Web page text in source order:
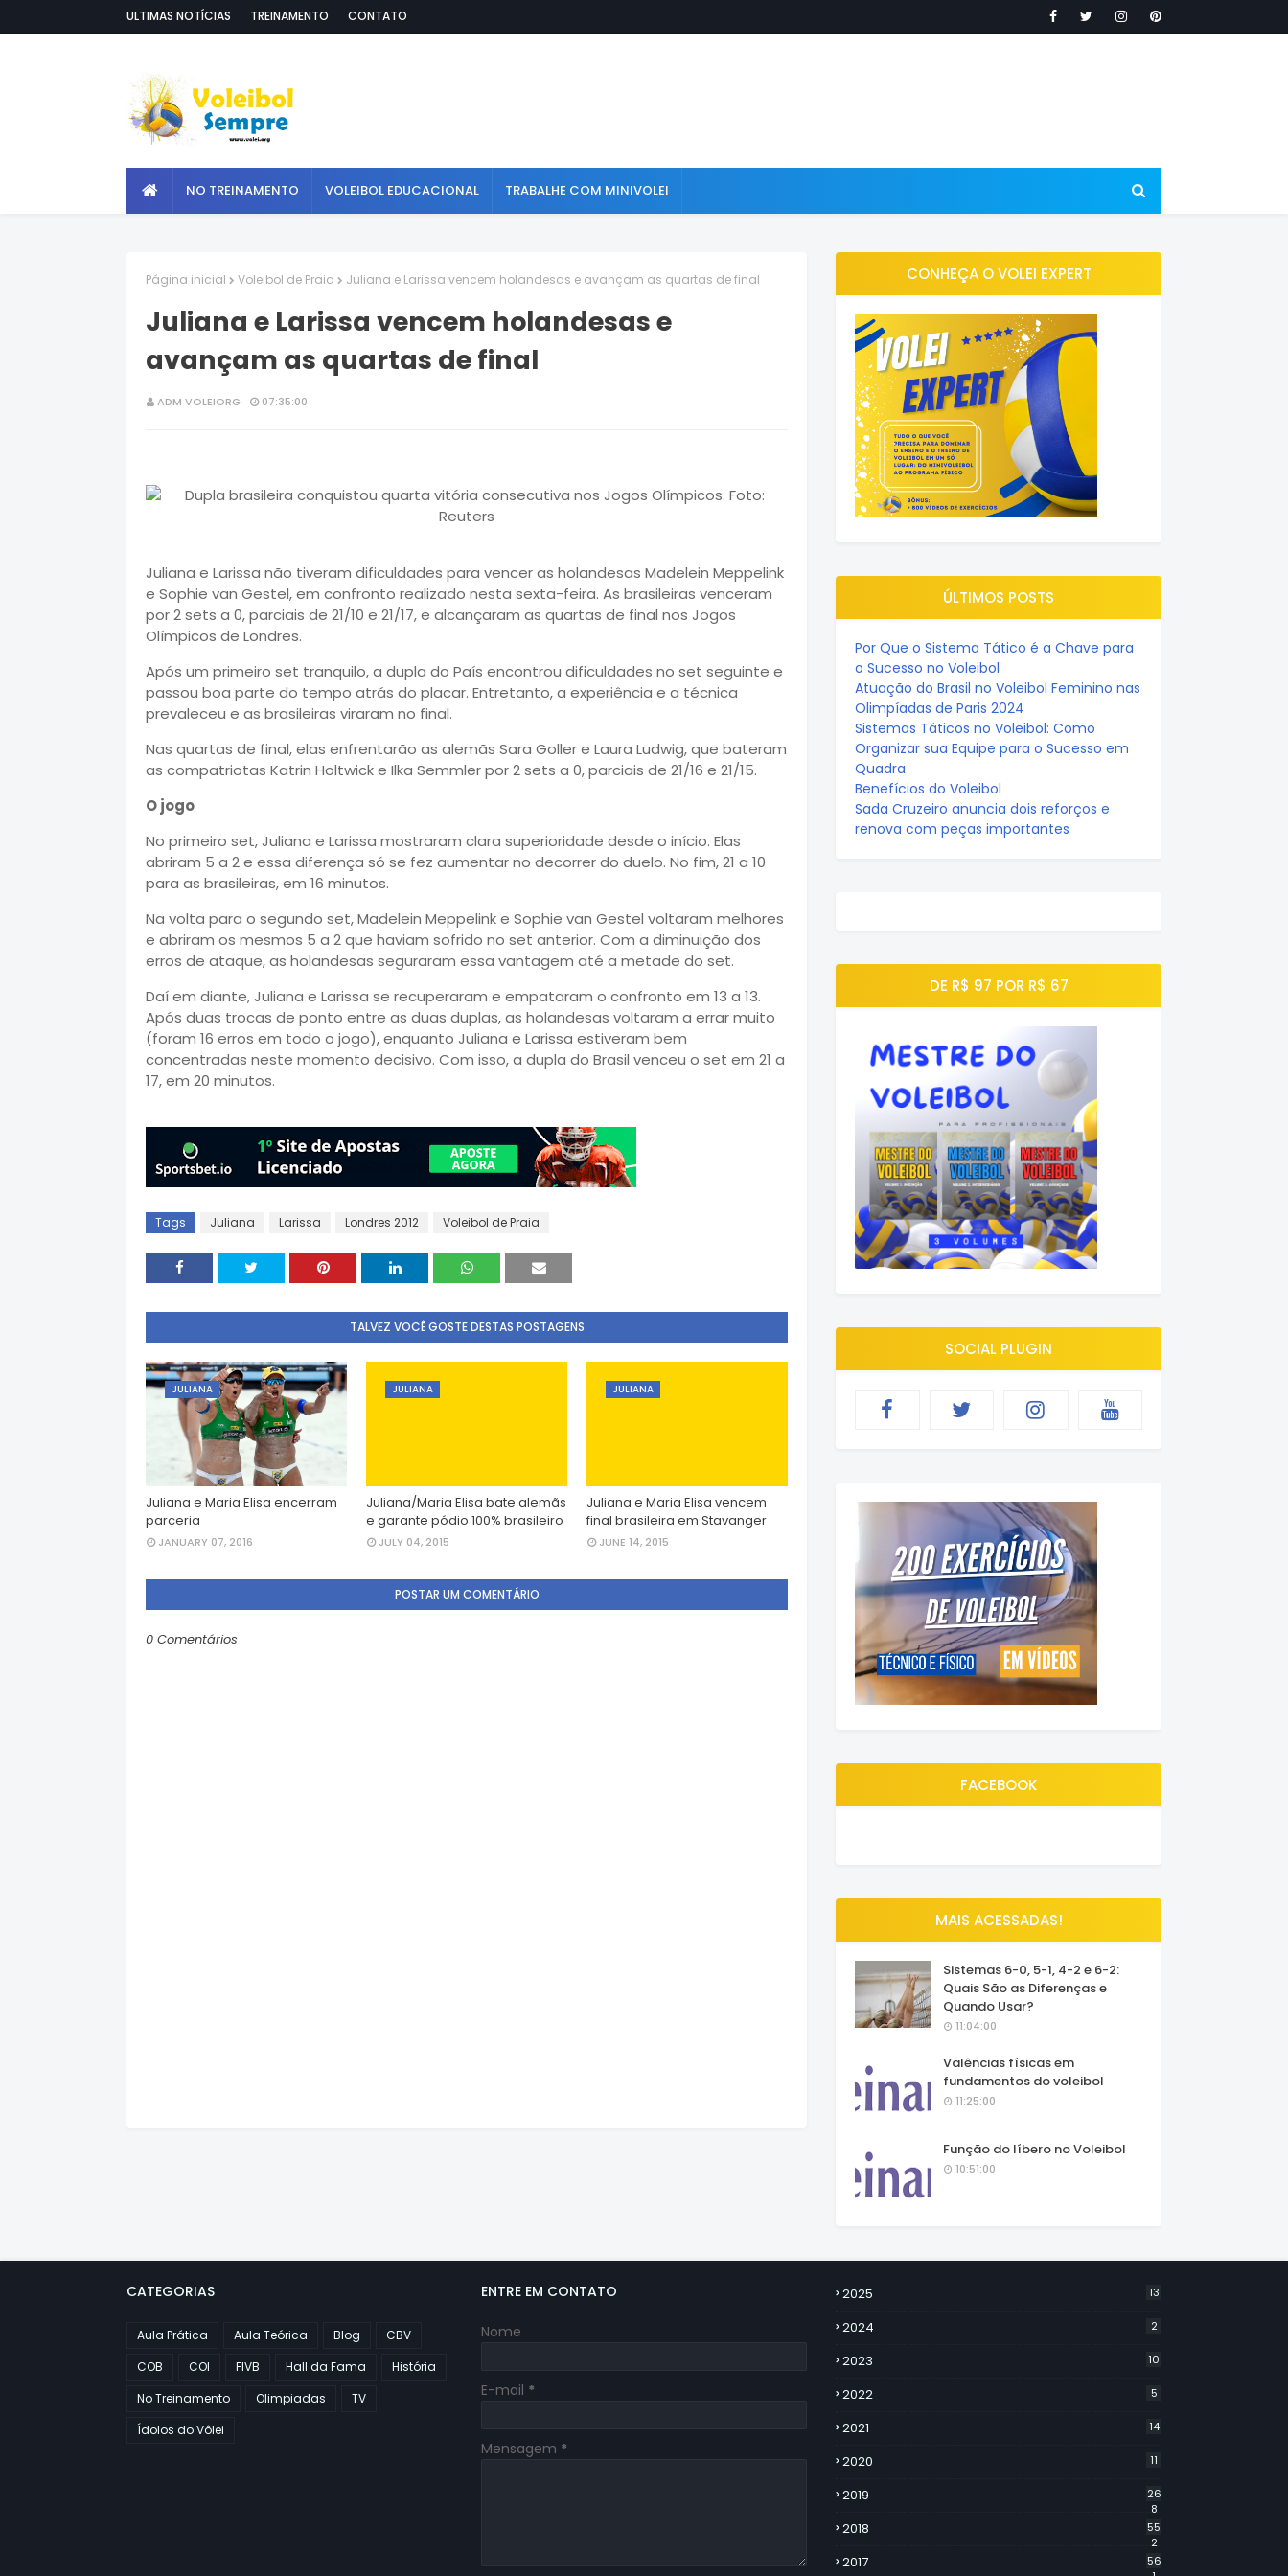
ULTIMAS NOTÍCIAS TREINAMENTO CONTATO
NO TREINAMENTO VOLEIBOL EDUCACIONAL TRABALHE COM MINIVOLEI
Página inicial Voleibol de Praia Juliana e Larissa vencem holandesas e avançam as quartas de final
Juliana e Larissa vencem holandesas e
avançam as quartas de final
ADM VOLEIORG 07:35:00
Juliana e Larissa não tiveram dificuldades para vencer as holandesas Madelein Meppelink
e Sophie van Gestel, em confronto realizado nesta sexta-feira. As brasileiras venceram
por 2 sets a 0, parciais de 21/10 e 21/17, e alcançaram as quartas de final nos Jogos
Olímpicos de Londres.
Após um primeiro set tranquilo, a dupla do País encontrou dificuldades no set seguinte e
passou boa parte do tempo atrás do placar. Entretanto, a experiência e a técnica
prevaleceu e as brasileiras viraram no final.
Nas quartas de final, elas enfrentarão as alemãs Sara Goller e Laura Ludwig, que bateram
as compatriotas Katrin Holtwick e Ilka Semmler por 2 sets a 0, parciais de 21/16 e 21/15.
O jogo
No primeiro set, Juliana e Larissa mostraram clara superioridade desde o início. Elas
abriram 5 a 2 e essa diferença só se fez aumentar no decorrer do duelo. No fim, 21 a 10
para as brasileiras, em 16 minutos.
Na volta para o segundo set, Madelein Meppelink e Sophie van Gestel voltaram melhores
e abriram os mesmos 5 a 2 que haviam sofrido no set anterior. Com a diminuição dos
erros de ataque, as holandesas seguraram essa vantagem até a metade do set.
Daí em diante, Juliana e Larissa se recuperaram e empataram o confronto em 13 a 13.
Após duas trocas de ponto entre as duas duplas, as holandesas voltaram a errar muito
(foram 16 erros em todo o jogo), enquanto Juliana e Larissa estiveram bem
concentradas neste momento decisivo. Com isso, a dupla do Brasil venceu o set em 21 a
17, em 20 minutos.
Tags Juliana Larissa Londres 2012 Voleibol de Praia
TALVEZ VOCÊ GOSTE DESTAS POSTAGENS
JULIANA
Juliana e Maria Elisa encerram
parceria
JANUARY 07, 2016
JULIANA
Juliana/Maria Elisa bate alemãs
e garante pódio 100% brasileiro
JULY 04, 2015
JULIANA
Juliana e Maria Elisa vencem
final brasileira em Stavanger
JUNE 14, 2015
POSTAR UM COMENTÁRIO
0 Comentários
CONHEÇA O VOLEI EXPERT
ÚLTIMOS POSTS
Por Que o Sistema Tático é a Chave para
o Sucesso no Voleibol
Atuação do Brasil no Voleibol Feminino nas
Olimpíadas de Paris 2024
Sistemas Táticos no Voleibol: Como
Organizar sua Equipe para o Sucesso em
Quadra
Benefícios do Voleibol
Sada Cruzeiro anuncia dois reforços e
renova com peças importantes
DE R$ 97 POR R$ 67
SOCIAL PLUGIN
FACEBOOK
MAIS ACESSADAS!
Sistemas 6-0, 5-1, 4-2 e 6-2:
Quais São as Diferenças e
Quando Usar?
11:04:00
Valências físicas em
fundamentos do voleibol
11:25:00
Função do líbero no Voleibol
10:51:00
CATEGORIAS
Aula Prática Aula Teórica Blog
CBV
COB
COI FIVB Hall da Fama
História
No Treinamento
Olimpiadas
TV
Ídolos do Vôlei
ENTRE EM CONTATO
Nome
E-mail *
Mensagem *
2025 13
2024 2
2023 10
2022 5
2021 14
2020 11
2019
26
8
2018
55
2
2017
56